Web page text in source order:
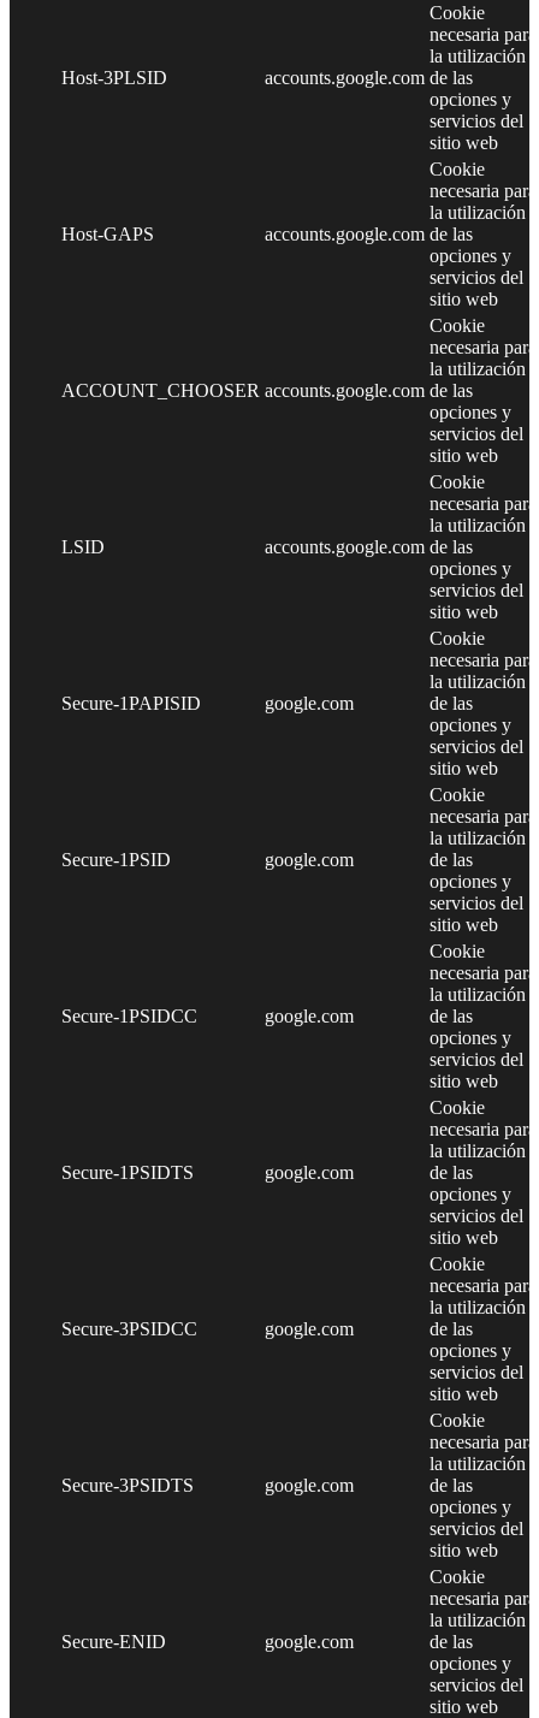
Host-3PLSID accounts.google.com
Cookie
necesaria para
la utilización
de las
opciones y
servicios del
sitio web
Host-GAPS accounts.google.com
Cookie
necesaria para
la utilización
de las
opciones y
servicios del
sitio web
ACCOUNT_CHOOSER accounts.google.com
Cookie
necesaria para
la utilización
de las
opciones y
servicios del
sitio web
LSID accounts.google.com
Cookie
necesaria para
la utilización
de las
opciones y
servicios del
sitio web
Secure-1PAPISID google.com
Cookie
necesaria para
la utilización
de las
opciones y
servicios del
sitio web
Secure-1PSID google.com
Cookie
necesaria para
la utilización
de las
opciones y
servicios del
sitio web
Secure-1PSIDCC google.com
Cookie
necesaria para
la utilización
de las
opciones y
servicios del
sitio web
Secure-1PSIDTS google.com
Cookie
necesaria para
la utilización
de las
opciones y
servicios del
sitio web
Secure-3PSIDCC google.com
Cookie
necesaria para
la utilización
de las
opciones y
servicios del
sitio web
Secure-3PSIDTS google.com
Cookie
necesaria para
la utilización
de las
opciones y
servicios del
sitio web
Secure-ENID google.com
Cookie
necesaria para
la utilización
de las
opciones y
servicios del
sitio web